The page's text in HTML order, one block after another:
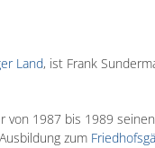
Land, ist Frank
von 1987 bis 1989 seinen
zum